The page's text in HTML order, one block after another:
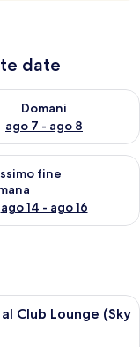
date
6 - ago 7
Domani
ago 7 - ago 8
disponibilità per
ago 7 - ago
fine
ago 14 - ago 16
disponibilità per il
con un'ampia
Club Lounge (Sky